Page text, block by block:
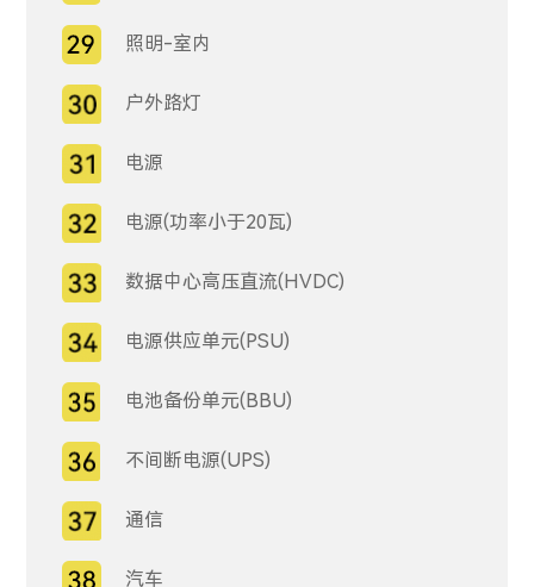
照明-室内
户外路灯
电源
电源(功率小于20瓦)
数据中心高压直流(HVDC)
电源供应单元(PSU)
电池备份单元(BBU)
不间断电源(UPS)
通信
汽车